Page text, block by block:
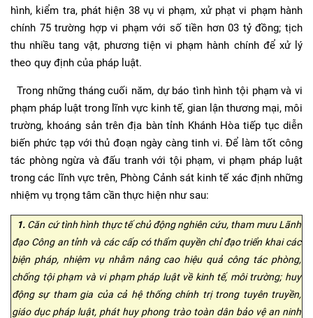
hình, kiểm tra, phát hiện 38 vụ vi phạm, xử phạt vi phạm hành
chính 75 trường hợp vi phạm với số tiền hơn 03 tỷ đồng; tịch
thu nhiều tang vật, phương tiện vi phạm hành chính để xử lý
theo quy định của pháp luật.
Trong những tháng cuối năm, dự báo tình hình tội phạm và vi
phạm pháp luật trong lĩnh vực kinh tế, gian lận thương mại, môi
trường, khoáng sản trên địa bàn tỉnh Khánh Hòa tiếp tục diễn
biến phức tạp với thủ đoạn ngày càng tinh vi. Để làm tốt công
tác phòng ngừa và đấu tranh với tội phạm, vi phạm pháp luật
trong các lĩnh vực trên, Phòng Cảnh sát kinh tế xác định những
nhiệm vụ trọng tâm cần thực hiện như sau:
1.Căn cứ tình hình thực tế chủ động nghiên cứu, tham mưu Lãnh
đạo Công an tỉnh và các cấp có thẩm quyền chỉ đạo triển khai các
biện pháp, nhiệm vụ nhằm nâng cao hiệu quả công tác phòng,
chống tội phạm và vi phạm pháp luật về kinh tế, môi trường; huy
động sự tham gia của cả hệ thống chính trị trong tuyên truyền,
giáo dục pháp luật, phát huy phong trào toàn dân bảo vệ an ninh